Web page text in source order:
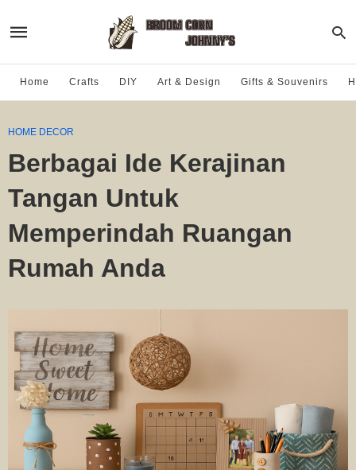
Home Crafts DIY Art & Design Gifts & Souvenirs
HOME DECOR
Berbagai Ide Kerajinan
Tangan Untuk
Memperindah Ruangan
Rumah Anda